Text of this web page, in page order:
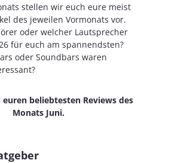
stellen wir euch eure meist
des jeweilen Vormonats vor.
oder welcher Lautsprecher
für euch am spannendsten?
oder Soundbars waren
beliebtesten Reviews des
Monats Juni.